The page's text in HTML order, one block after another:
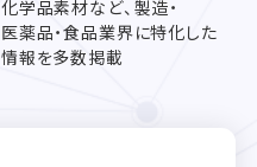
化学品素材など、製造・
医薬品・食品業界に特化した
情報を多数掲載